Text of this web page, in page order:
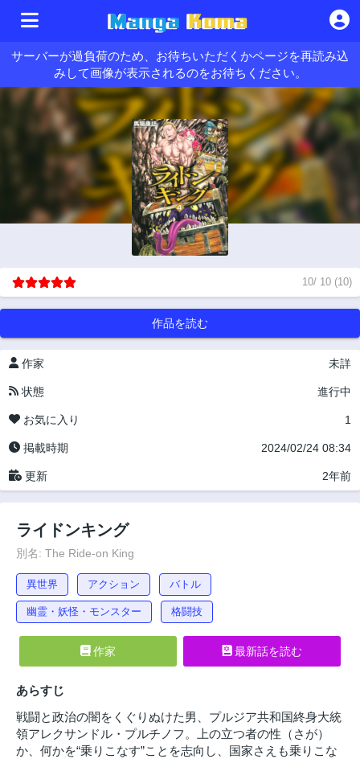
サーバーが過負荷のため、お待ちいただくかページを再読み込
みして画像が表示されるのをお待ちください。
10/ 10 (10)
作品を読む
作家 未詳
状態 進行中
お気に入り 1
掲載時期 2024/02/24 08:34
更新 2年前
ライドンキング
別名: The Ride-on King
異世界 アクション バトル
幽霊・妖怪・モンスター 格闘技
作家 最新話を読む
あらすじ
戦闘と政治の闇をくぐりぬけた男、プルジア共和国終身大統
領アレクサンドル・プルチノフ。上の立つ者の性（さが）
か、何かを“乗りこなす”ことを志向し、国家さえも乗りこな